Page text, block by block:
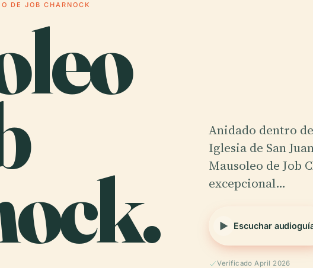
DE JOB CHARNOCK
Anidado dentro
Iglesia de San
Mausoleo de Job
excepcional…
Escuchar
Verificado April 2026